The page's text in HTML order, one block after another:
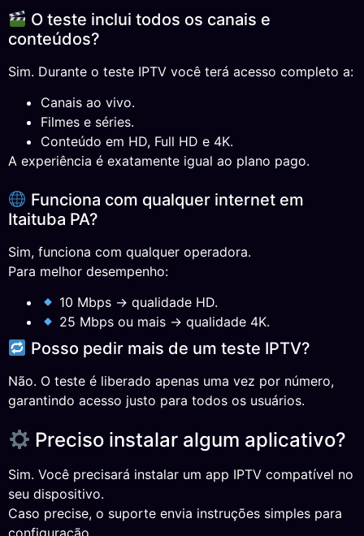
O teste inclui todos os canais e
conteúdos?
Sim. Durante o teste IPTV você terá acesso completo a:
Canais ao vivo.
Filmes e séries.
Conteúdo em HD, Full HD e 4K.
A experiência é exatamente igual ao plano pago.
Funciona com qualquer internet em
Itaituba PA?
Sim, funciona com qualquer operadora.
Para melhor desempenho:
10 Mbps → qualidade HD.
25 Mbps ou mais → qualidade 4K.
Posso pedir mais de um teste IPTV?
Não. O teste é liberado apenas uma vez por número,
garantindo acesso justo para todos os usuários.
Preciso instalar algum aplicativo?
Sim. Você precisará instalar um app IPTV compatível no
seu dispositivo.
Caso precise, o suporte envia instruções simples para